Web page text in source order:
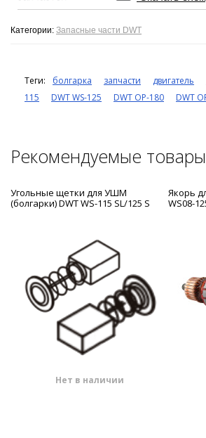
Категории: Запасные части DWT
Теги: болгарка запчасти двигатель
115
DWT WS-125 DWT OP-180 DWT
Рекомендуемые товары
Угольные щетки для УШМ
(болгарки) DWT WS-115 SL/125 S
Нет в наличии
Якорь
WS08-